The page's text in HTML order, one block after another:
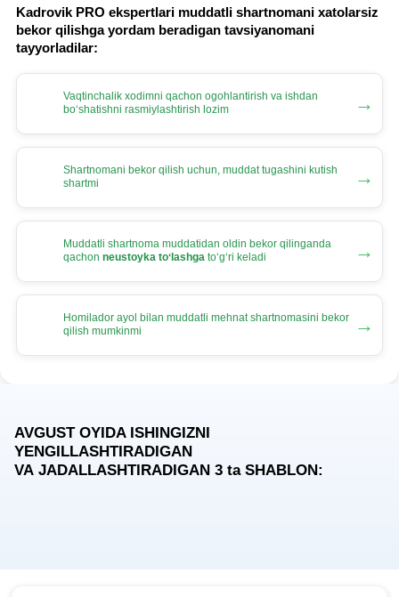
Kadrovik PRO ekspertlari muddatli shartnomani хatolarsiz
bekor qilishga yordam beradigan tavsiyanomani
tayyorladilar:
Vaqtinchalik хodimni qachon ogohlantirish va ishdan
boʻshatishni rasmiylashtirish lozim
→
Shartnomani bekor qilish uchun, muddat tugashini kutish
shartmi
→
Muddatli shartnoma muddatidan oldin bekor qilinganda
qachon neustoyka toʻlashga toʻgʻri keladi →
Homilador ayol bilan muddatli mehnat shartnomasini bekor
qilish mumkinmi
→
AVGUST OYIDA ISHINGIZNI
YENGILLASHTIRADIGAN
VA JADALLASHTIRADIGAN 3 taSHABLON: